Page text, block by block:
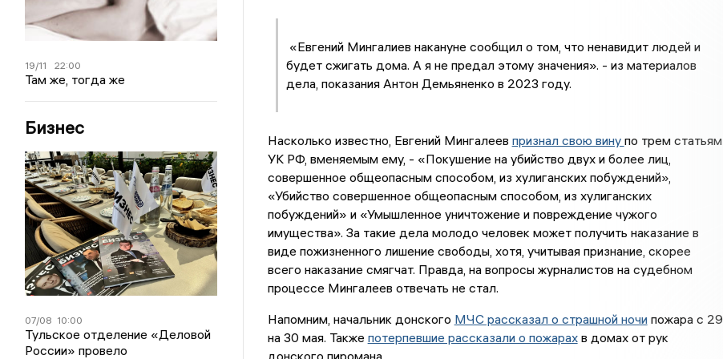
19/11 22:00
Там же, тогда же
Бизнес
07/08 10:00
Тульское отделение «Деловой
России» провело
«Евгений Мингалиев накануне сообщил о том, что ненавидит людей и
будет сжигать дома. А я не предал этому значения». - из материалов
дела, показания Антон Демьяненко в 2023 году.
Насколько известно, Евгений Мингалеев признал свою вину по трем статьям
УК РФ, вменяемым ему, - «Покушение на убийство двух и более лиц,
совершенное общеопасным способом, из хулиганских побуждений»,
«Убийство совершенное общеопасным способом, из хулиганских
побуждений» и «Умышленное уничтожение и повреждение чужого
имущества». За такие дела молодо человек может получить наказание в
виде пожизненного лишение свободы, хотя, учитывая признание, скорее
всего наказание смягчат. Правда, на вопросы журналистов на судебном
процессе Мингалеев отвечать не стал.
Напомним, начальник донского МЧС рассказал о страшной ночи пожара с 29
на 30 мая. Также потерпевшие рассказали о пожарахв домах от рук